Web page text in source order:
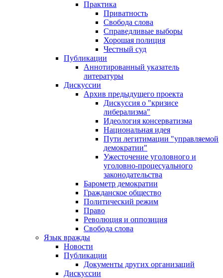
Практика
Приватность
Свобода слова
Справедливые выборы
Хорошая полиция
Честный суд
Публикации
Аннотированный указатель
литературы
Дискуссии
Архив предыдущего проекта
Дискуссия о "кризисе
либерализма"
Идеология консерватизма
Национальная идея
Пути легитимации "управляемой
демократии"
Ужесточение уголовного и
уголовно-процесуального
законодательства
Барометр демократии
Гражданское общество
Политический режим
Право
Революция и оппозиция
Свобода слова
Язык вражды
Новости
Публикации
Документы других организаций
Дискуссии